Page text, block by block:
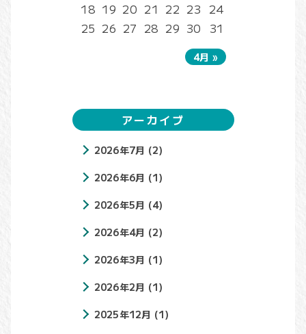
18 19 20 21 22 23 24
25 26 27 28 29 30 31
4月 »
アーカイブ
2026年7月 (2)
2026年6月 (1)
2026年5月 (4)
2026年4月 (2)
2026年3月 (1)
2026年2月 (1)
2025年12月 (1)